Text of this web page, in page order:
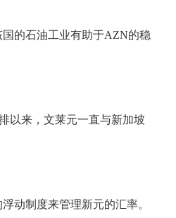
的石油工业有助于AZN的稳
以来，文莱元一直与新加坡
动制度来管理新元的汇率。